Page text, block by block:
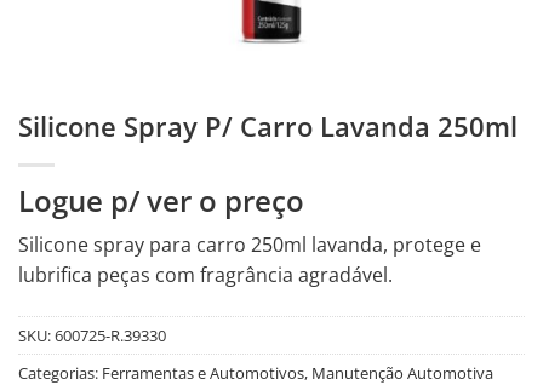
Silicone Spray P/ Carro Lavanda 250ml
Logue p/ ver o preço
Silicone spray para carro 250ml lavanda, protege e
lubrifica peças com fragrância agradável.
SKU:600725-R.39330
Categorias: Ferramentas e Automotivos, Manutenção Automotiva